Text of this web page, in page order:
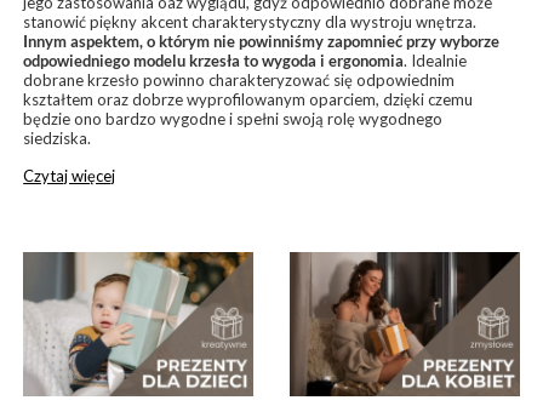
stanowić piękny akcent charakterystyczny dla wystroju wnętrza.
Innym aspektem, o którym nie powinniśmy zapomnieć przy wyborze
odpowiedniego modelu krzesła to wygoda i ergonomia. Idealnie
dobrane krzesło powinno charakteryzować się odpowiednim
kształtem oraz dobrze wyprofilowanym oparciem, dzięki czemu
będzie ono bardzo wygodne i spełni swoją rolę wygodnego
siedziska.
Czytaj więcej